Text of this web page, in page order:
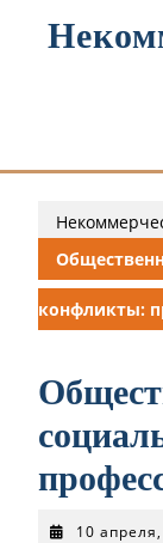
конфликты:
10